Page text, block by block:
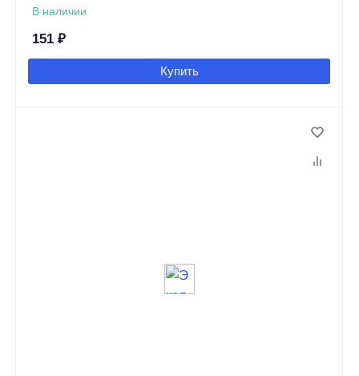
В наличии
151 ₽
Купить